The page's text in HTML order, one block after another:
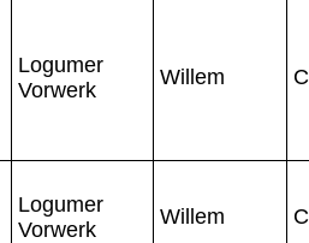
Logumer
Vorwerk
Willem
Logumer
Vorwerk
Willem